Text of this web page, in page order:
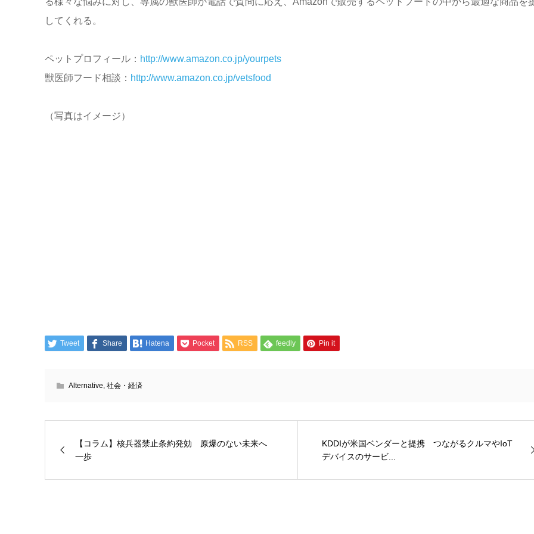
してくれる。
ペットプロフィール： http://www.amazon.co.jp/yourpets
獣医師フード相談： http://www.amazon.co.jp/vetsfood
（写真はイメージ）
Tweet Share Hatena Pocket RSS feedly Pin it
Alternative, 社会・経済
【コラム】核兵器禁止条約発効 原爆のない未来へ
一歩
KDDIが米国ベンダーと提携 つながるクルマやIoT
デバイスのサービ...